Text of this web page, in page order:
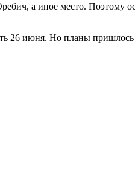
а иное место. Поэтому
26 июня. Но планы пришлось